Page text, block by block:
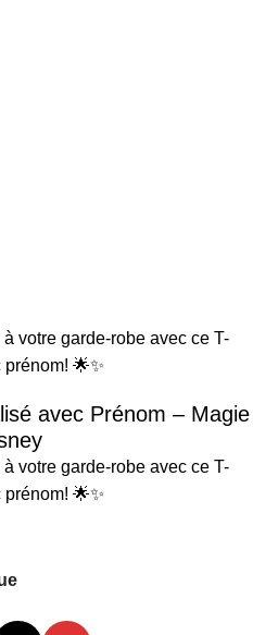
votre garde-robe avec ce T-
🌟✨
avec Prénom – Magie
votre garde-robe avec ce T-
🌟✨